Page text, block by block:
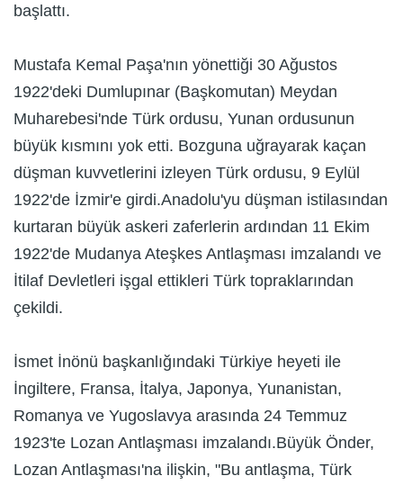
başlattı.
Mustafa Kemal Paşa'nın yönettiği 30 Ağustos
1922'deki Dumlupınar (Başkomutan) Meydan
Muharebesi'nde Türk ordusu, Yunan ordusunun
büyük kısmını yok etti. Bozguna uğrayarak kaçan
düşman kuvvetlerini izleyen Türk ordusu, 9 Eylül
1922'de İzmir'e girdi.Anadolu'yu düşman istilasından
kurtaran büyük askeri zaferlerin ardından 11 Ekim
1922'de Mudanya Ateşkes Antlaşması imzalandı ve
İtilaf Devletleri işgal ettikleri Türk topraklarından
çekildi.
İsmet İnönü başkanlığındaki Türkiye heyeti ile
İngiltere, Fransa, İtalya, Japonya, Yunanistan,
Romanya ve Yugoslavya arasında 24 Temmuz
1923'te Lozan Antlaşması imzalandı.Büyük Önder,
Lozan Antlaşması'na ilişkin, "Bu antlaşma, Türk